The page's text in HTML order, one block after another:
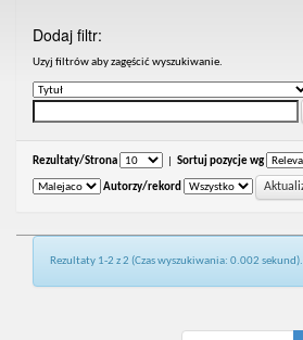
Dodaj filtr:
Uzyj filtrów aby zagęścić wyszukiwanie.
Rezultaty/Strona Sortuj pozycje wg
Autorzy/rekord
Rezultaty 1-2 z 2 (Czas wyszukiwania: 0.002 sekund).